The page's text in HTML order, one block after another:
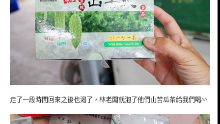
走了一段時間回來之後也渴了，林老闆就泡了他們山苦瓜茶給我們喝^^